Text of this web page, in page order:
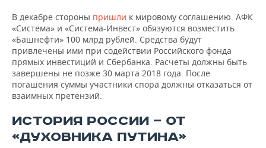
В декабре стороны пришли к мировому соглашению. АФК
«Система» и «Система-Инвест» обязуются возместить
«Башнефти» 100 млрд рублей. Средства будут
привлечены ими при содействии Российского фонда
прямых инвестиций и Сбербанка. Расчеты должны быть
завершены не позже 30 марта 2018 года. После
погашения суммы участники спора должны отказаться от
взаимных претензий.
ИСТОРИЯ РОССИИ — ОТ
«ДУХОВНИКА ПУТИНА»